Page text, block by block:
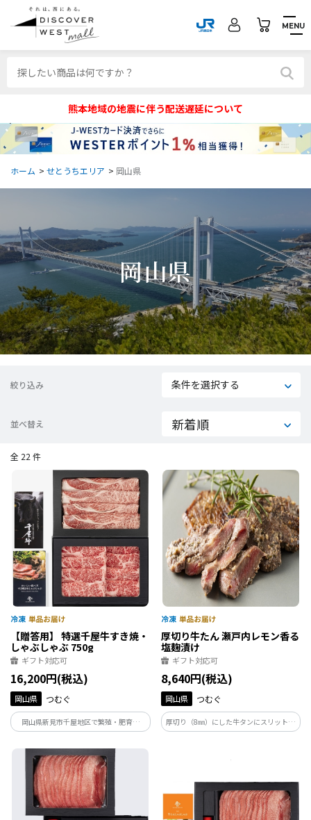
MENU
熊本地域の地震に伴う配送遅延について
ホーム > せとうちエリア > 岡山県
岡山県
絞り込み 条件を選択する
並べ替え
全 22 件
【贈答用】 特選千屋牛すき焼・
しゃぶしゃぶ 750g
ギフト対応可
16,200円(税込)
岡山県 つむぐ
岡山県新見市千屋地区で繁殖・肥育さ
れ、日本最古の和牛のルーツといわれる
蔓牛（つるうし）、「竹の谷蔓（たけの
たにつる）」の血統を引く年間生産頭数
７００頭に満たない希少価値の高い「千
屋牛」をお届け。
厚切り牛たん 瀬戸内レモン香る
塩麹漬け
ギフト対応可
8,640円(税込)
岡山県 つむぐ
厚切り（8㎜）にした牛タンにスリット加
工を行い、瀬戸内レモンやハーブの爽や
わらかく仕上げました